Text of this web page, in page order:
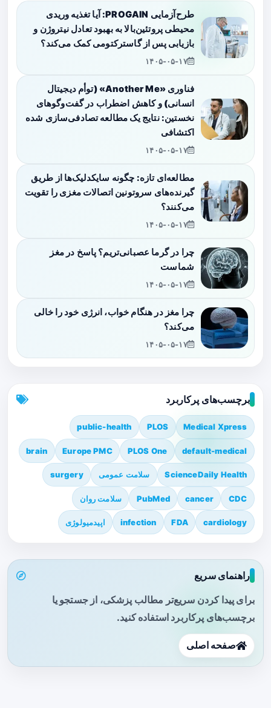
طرح‌آزمایی PROGAIN: آیا تغذیه وریدی
محیطی پروتئین‌بالا به بهبود تعادل نیتروژن و
بازیابی پس از گاسترکتومی کمک می‌کند؟
۱۴۰۵-۰۵-۱۷
فناوری «Another Me» (توأم دیجیتال
انسانی) و کاهش اضطراب در گفت‌وگوهای
نخستین: نتایج یک مطالعه تصادفی‌سازی شده
اکتشافی
۱۴۰۵-۰۵-۱۷
مطالعه‌ای تازه: چگونه سایکدلیک‌ها از طریق
گیرنده‌های سروتونین اتصالات مغزی را تقویت
می‌کنند؟
۱۴۰۵-۰۵-۱۷
چرا در گرما عصبانی‌تریم؟ پاسخ در مغز
شماست
۱۴۰۵-۰۵-۱۷
چرا مغز در هنگام خواب، انرژی خود را خالی
می‌کند؟
۱۴۰۵-۰۵-۱۷
برچسب‌های پرکاربرد
Medical Xpress
PLOS
public-health
default-medical
PLOS One
Europe PMC
brain
ScienceDaily Health سلامت عمومی surgery
CDC
cancer
PubMed سلامت روان
cardiology
FDA
infection اپیدمیولوژی
راهنمای سریع
برای پیدا کردن سریع‌تر مطالب پزشکی، از جستجو یا
برچسب‌های پرکاربرد استفاده کنید.
صفحه اصلی